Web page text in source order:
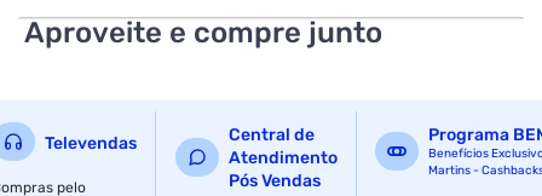
arco em PVC é perfeitamente ajustável aos mais variados
tipos de usuários.O Abafador de Tiro Audix Preto é um
potência.Informações gerais:¿ Material: Plástico ABS e
espuma¿ Dimensões: 15 x 24 x 13cm¿ Peso: 250g¿ Marca:
Aproveite e compre junto
Televendas
pelo
Central de
Atendimento
Pós Vendas
Programa
Benefícios
Martins -